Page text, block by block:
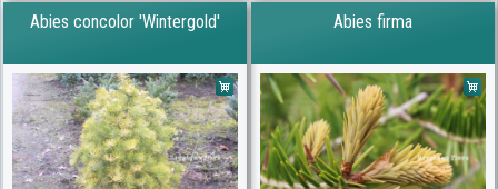
Abies concolor 'Wintergold' Abies firma